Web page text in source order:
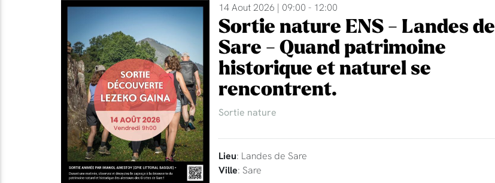
14 Aout 2026 | 09:00 - 12:00
Sortie nature ENS - Landes de
Sare - Quand patrimoine
historique et naturel se
rencontrent.
Sortie nature
Lieu: Landes de Sare
Ville: Sare